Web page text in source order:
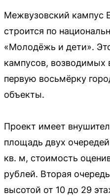
Межвузовский кампус
строится по
«Молодёжь и дети».
кампусов, возводимых
первую восьмёрку
объекты.
Проект имеет
площадь двух
кв. м, стоимость
рублей. Вторая
высотой от 10 до 29